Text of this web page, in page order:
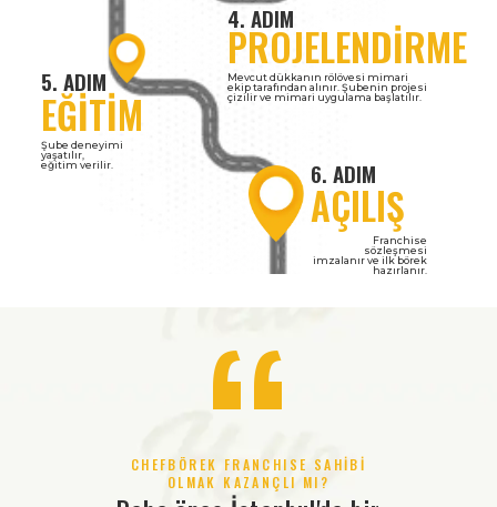
AÇILIŞ
Franchise
sözleşmesi
imzalanır ve ilk börek
hazırlanır.
EĞİTİM
6. ADIM
Şube deneyimi
yaşatılır,
eğitim verilir.
Mevcut dükkanın rölövesi mimari
ekip tarafından alınır. Şubenin projesi
çizilir ve mimari uygulama başlatılır.
5. ADIM
PROJELENDİRME
4. ADIM
“
CHEFBÖREK FRANCHISE SAHİBİ
OLMAK KAZANÇLI MI?